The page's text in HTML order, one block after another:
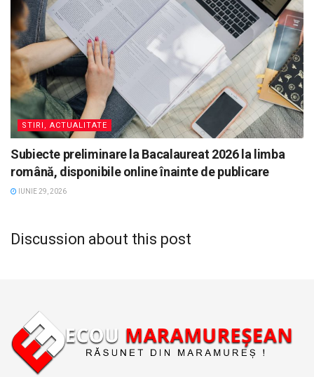
STIRI, ACTUALITATE
Subiecte preliminare la Bacalaureat 2026 la limba
română, disponibile online înainte de publicare
IUNIE 29, 2026
Discussion about this post